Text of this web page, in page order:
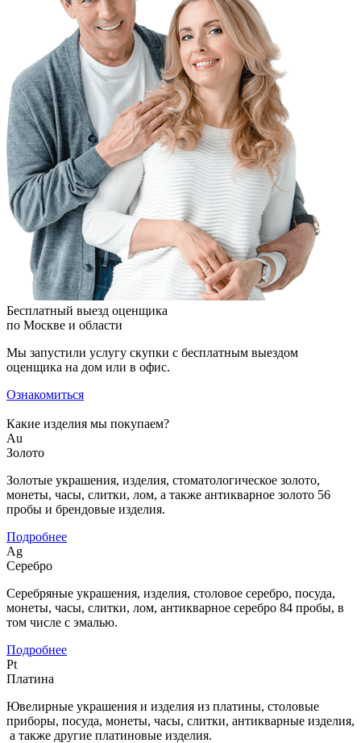
Бесплатный выезд оценщика
по Москве и области
Мы запустили услугу скупки с бесплатным выездом
оценщика на дом или в офис.
Ознакомиться
Какие изделия мы покупаем?
Au
Золото
Золотые украшения, изделия, стоматологическое золото,
монеты, часы, слитки, лом, а также антикварное золото 56
пробы и брендовые изделия.
Подробнее
Ag
Серебро
Серебряные украшения, изделия, столовое серебро, посуда,
монеты, часы, слитки, лом, антикварное серебро 84 пробы, в
том числе с эмалью.
Подробнее
Pt
Платина
Ювелирные украшения и изделия из платины, столовые
приборы, посуда, монеты, часы, слитки, антикварные изделия,
а также другие платиновые изделия.